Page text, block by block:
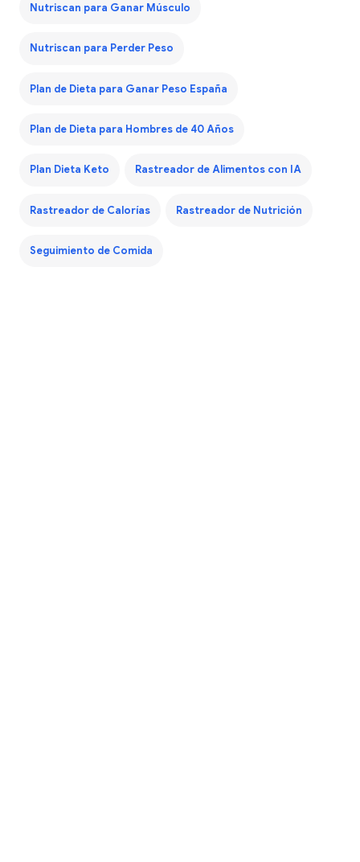
Nutriscan para Ganar Músculo
Nutriscan para Perder Peso
Plan de Dieta para Ganar Peso España
Plan de Dieta para Hombres de 40 Años
Plan Dieta Keto Rastreador de Alimentos con IA
Rastreador de Calorías Rastreador de Nutrición
Seguimiento de Comida